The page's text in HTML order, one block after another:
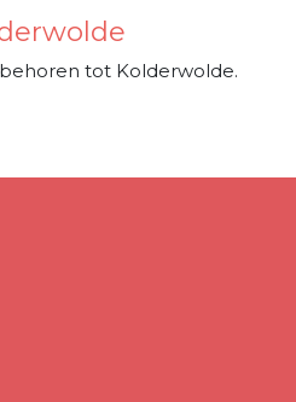
tot Kolderwolde.